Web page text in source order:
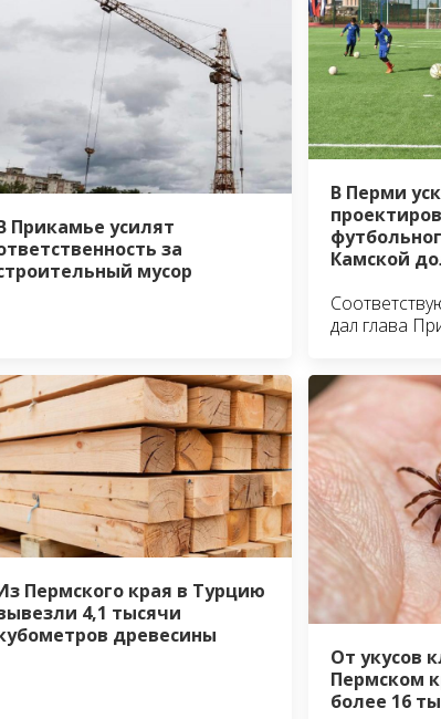
Прикамье усилят
за
мусор
В Перми
Камской
дал глава
Пермского края в Турцию
4,1 тысячи
древесины
От укусов
Пермском
более 16